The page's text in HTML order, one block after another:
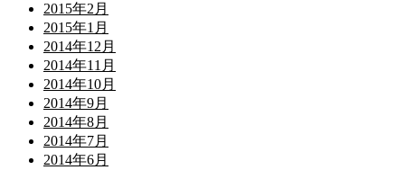
2015年2月
2015年1月
2014年12月
2014年11月
2014年10月
2014年9月
2014年8月
2014年7月
2014年6月